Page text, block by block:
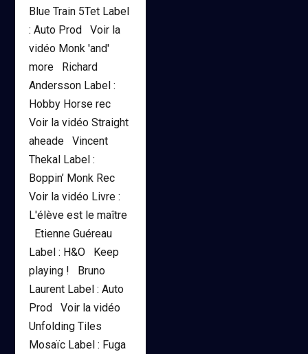
Blue Train 5Tet Label
: Auto Prod Voir la
vidéo Monk 'and'
more Richard
Andersson Label :
Hobby Horse rec
Voir la vidéo Straight
aheade Vincent
Thekal Label :
Boppin’ Monk Rec
Voir la vidéo Livre :
L'élève est le maître
Etienne Guéreau
Label : H&O Keep
playing ! Bruno
Laurent Label : Auto
Prod Voir la vidéo
Unfolding Tiles
Mosaïc Label : Fuga